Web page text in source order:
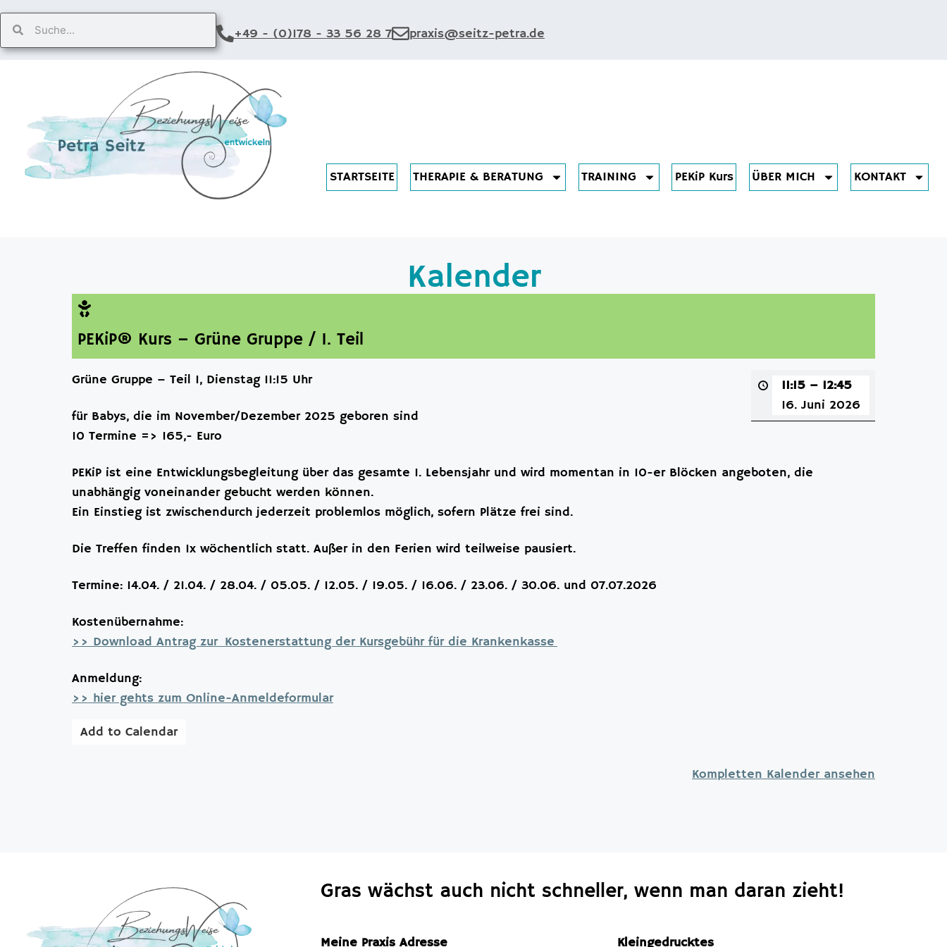
+49 - (0)178 - 33 56 28 7 praxis@seitz-petra.de
STARTSEITE THERAPIE & BERATUNG TRAINING PEKiP Kurs ÜBER MICH KONTAKT
Kalender
PEKiP® Kurs – Grüne Gruppe / 1. Teil
11:15 – 12:45
16. Juni 2026
Grüne Gruppe – Teil 1, Dienstag 11:15 Uhr
für Babys, die im November/Dezember 2025 geboren sind
10 Termine => 165,- Euro
PEKiP ist eine Entwicklungsbegleitung über das gesamte 1. Lebensjahr und wird momentan in 10-er Blöcken angeboten, die
unabhängig voneinander gebucht werden können.
Ein Einstieg ist zwischendurch jederzeit problemlos möglich, sofern Plätze frei sind.
Die Treffen finden 1x wöchentlich statt. Außer in den Ferien wird teilweise pausiert.
Termine: 14.04. / 21.04. / 28.04. / 05.05. / 12.05. / 19.05. / 16.06. / 23.06. / 30.06. und 07.07.2026
Kostenübernahme:
>> Download Antrag zur Kostenerstattung der Kursgebühr für die Krankenkasse
Anmeldung:
>> hier gehts zum Online-Anmeldeformular
Add to Calendar
Kompletten Kalender ansehen
Gras wächst auch nicht schneller, wenn man daran zieht!
Meine Praxis Adresse Kleingedrucktes